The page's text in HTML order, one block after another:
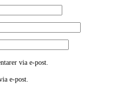
via e-post.
e-post.